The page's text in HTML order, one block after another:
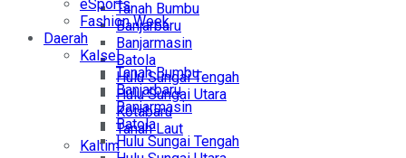
Tanah Bumbu
Banjarbaru
Banjarmasin
Batola
Hulu Sungai Tengah
Hulu Sungai Utara
Kotabaru
Tanah Laut
Kaltim
eSports
Fashion Week
Daerah
Kalsel
Tanah Bumbu
Banjarbaru
Banjarmasin
Batola
Hulu Sungai Tengah